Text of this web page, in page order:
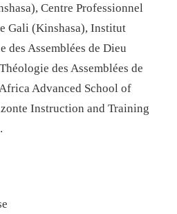
Centre Professionnel
Gali (Kinshasa), Institut
Assemblées de Dieu
des Assemblées de
Advanced School of
Instruction and Training